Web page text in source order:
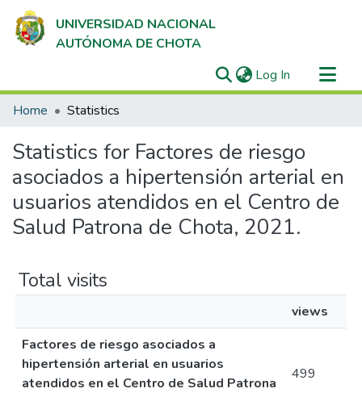
UNIVERSIDAD NACIONAL
AUTÓNOMA DE CHOTA
Log In (current)
Communities & Collections
Home Statistics
Statistics for Factores de riesgo
asociados a hipertensión arterial en
usuarios atendidos en el Centro de
Salud Patrona de Chota, 2021.
Total visits
views
Factores de riesgo asociados a
hipertensión arterial en usuarios
atendidos en el Centro de Salud Patrona
499